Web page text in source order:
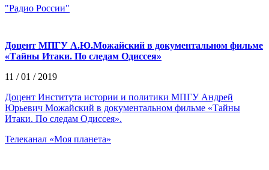
"Радио России"
Доцент МПГУ А.Ю.Можайский в документальном фильме
«Тайны Итаки. По следам Одиссея»
11 / 01 / 2019
Доцент Института истории и политики МПГУ Андрей
Юрьевич Можайский в документальном фильме «Тайны
Итаки. По следам Одиссея».
Телеканал «Моя планета»